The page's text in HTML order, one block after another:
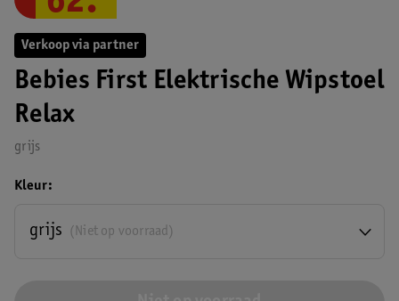
Verkoop via partner
Bebies First Elektrische Wipstoel
Relax
grijs
Kleur
(Niet op voorraad)
grijs